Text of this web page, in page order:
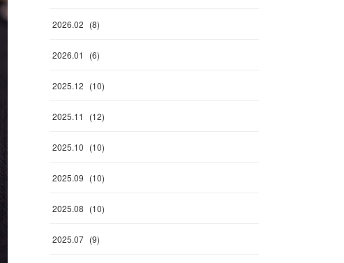
2026.02 (8)
2026.01 (6)
2025.12 (10)
2025.11 (12)
2025.10 (10)
2025.09 (10)
2025.08 (10)
2025.07 (9)